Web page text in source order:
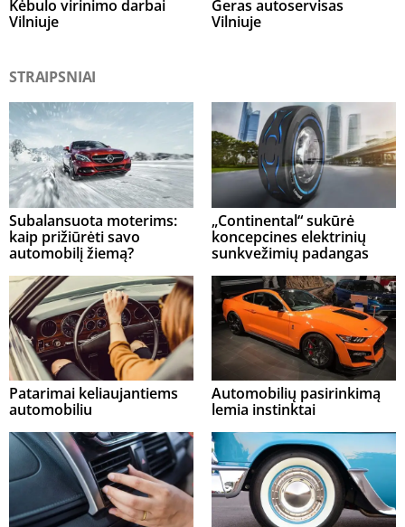
Kėbulo virinimo darbai
Vilniuje
Geras autoservisas
Vilniuje
STRAIPSNIAI
Subalansuota moterims:
kaip prižiūrėti savo
automobilį žiemą?
„Continental“ sukūrė
koncepcines elektrinių
sunkvežimių padangas
Patarimai keliaujantiems
automobiliu
Automobilių pasirinkimą
lemia instinktai